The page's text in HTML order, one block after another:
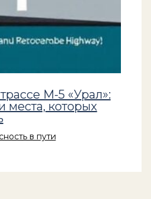
М-5 «Урал»:
места, которых
в пути